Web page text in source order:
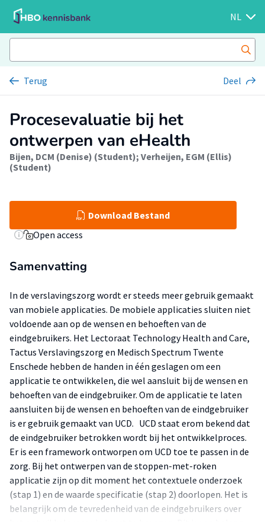
NL
Terug Deel
Procesevaluatie bij het
ontwerpen van eHealth
Bijen, DCM (Denise) (Student); Verheijen, EGM (Ellis)
(Student)
Download Bestand
Open access
Samenvatting
In de verslavingszorg wordt er steeds meer gebruik gemaakt
van mobiele applicaties. De mobiele applicaties sluiten niet
voldoende aan op de wensen en behoeften van de
eindgebruikers. Het Lectoraat Technology Health and Care,
Tactus Verslavingszorg en Medisch Spectrum Twente
Enschede hebben de handen in één geslagen om een
applicatie te ontwikkelen, die wel aansluit bij de wensen en
behoeften van de eindgebruiker. Om de applicatie te laten
aansluiten bij de wensen en behoeften van de eindgebruiker
is er gebruik gemaakt van UCD. UCD staat erom bekend dat
de eindgebruiker betrokken wordt bij het ontwikkelproces.
Er is een framework ontworpen om UCD toe te passen in de
zorg. Bij het ontwerpen van de stoppen-met-roken
applicatie zijn op dit moment het contextuele onderzoek
(stap 1) en de waarde specificatie (stap 2) doorlopen. Het is
belangrijk om de tevredenheid van de eindgebruikers over